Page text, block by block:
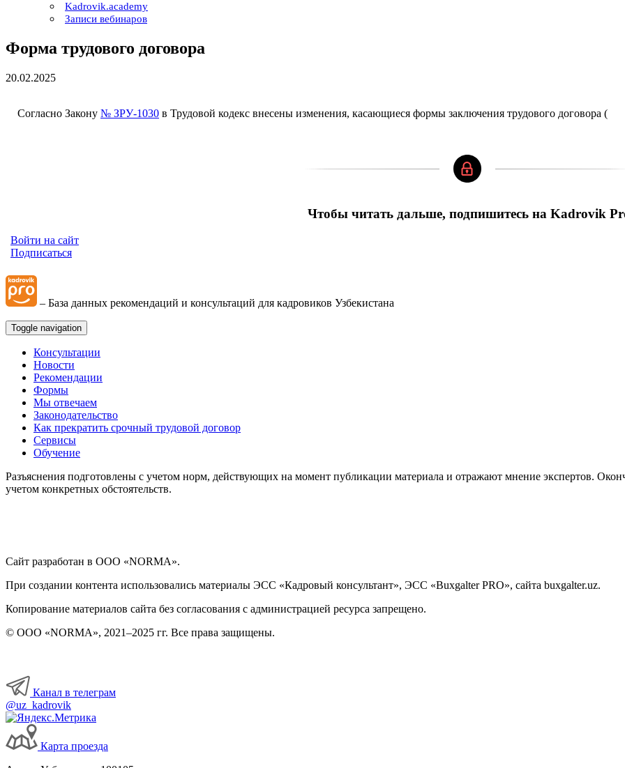
Kadrovik.academy
Записи вебинаров
Форма трудового договора
20.02.2025
Согласно Закону № ЗРУ-1030 в Трудовой кодекс внесены изменения, касающиеся формы заключения трудового договора (
Чтобы читать дальше, подпишитесь на Kadrovik
Войти на сайт
Подписаться
– База данных рекомендаций и консультаций для кадровиков Узбекистана
Toggle navigation
Консультации
Новости
Рекомендации
Формы
Мы отвечаем
Законодательство
Как прекратить срочный трудовой договор
Сервисы
Обучение
Разъяснения подготовлены с учетом норм, действующих на момент публикации материала и отражают мнение экспертов.
учетом конкретных обстоятельств.
Сайт разработан в ООО «NORMA».
При создании контента использовались материалы ЭСС «Кадровый консультант», ЭСС «Buxgalter PRO», сайта buxgalter.uz.
Копирование материалов сайта без согласования с администрацией ресурса запрещено.
© ООО «NORMA», 2021–2025 гг. Все права защищены.
Канал в телеграм
@uz_kadrovik
Карта проезда